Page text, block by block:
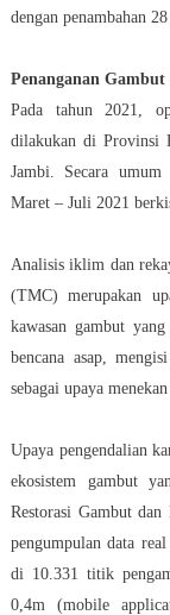
dengan penambahan
Penanganan Gambut
Pada tahun 2021,
dilakukan di Provinsi
Jambi. Secara
Maret – Juli 2021
Analisis iklim dan
(TMC) merupakan
kawasan gambut
bencana asap,
sebagai upaya
Upaya pengendalian
ekosistem gambut
Restorasi Gambut
pengumpulan data
di 10.331 titik
0,4m (mobile